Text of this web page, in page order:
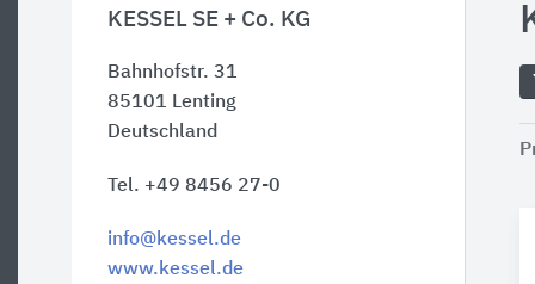
KESSEL SE + Co. KG
Bahnhofstr. 31
85101 Lenting
Deutschland
Tel. +49 8456 27-0
info@kessel.de
www.kessel.de